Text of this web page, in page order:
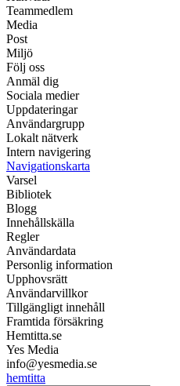
Teammedlem
Media
Post
Miljö
Följ oss
Anmäl dig
Sociala medier
Uppdateringar
Användargrupp
Lokalt nätverk
Intern navigering
Navigationskarta
Varsel
Bibliotek
Blogg
Innehållskälla
Regler
Användardata
Personlig information
Upphovsrätt
Användarvillkor
Tillgängligt innehåll
Framtida försäkring
Hemtitta.se
Yes Media
info@yesmedia.se
hemtitta